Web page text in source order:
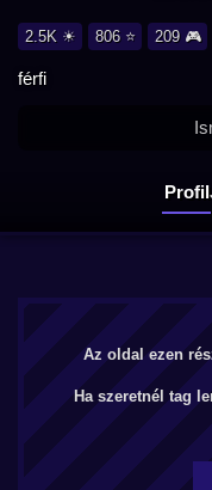
2.5K ☀ 806 ⭐ 209 🎮
férfi
Profil
Az oldal ezen
Ha szeretnél tag